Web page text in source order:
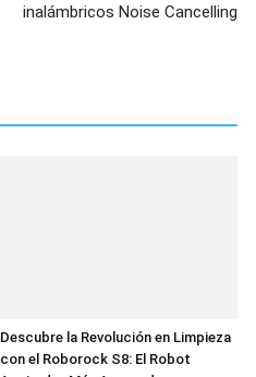
inalámbricos Noise Cancelling
Descubre la Revolución en Limpieza
con el Roborock S8: El Robot